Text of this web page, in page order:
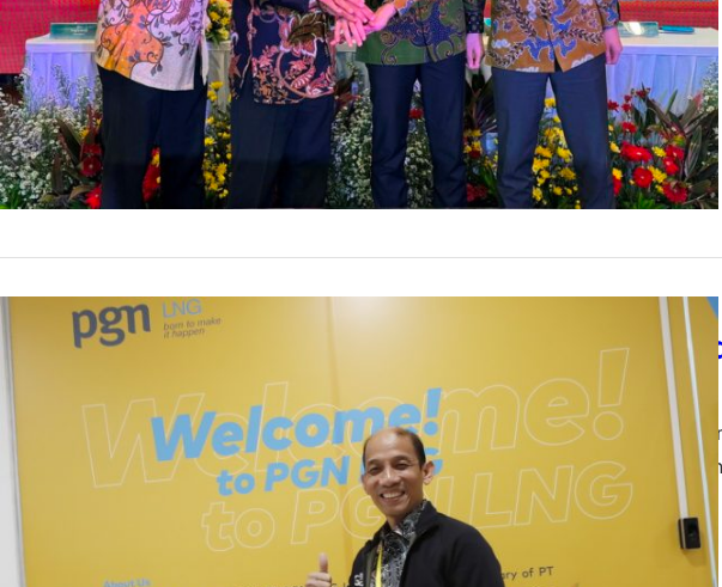
maksud dan…
PGN Tetapkan
Utama
Jakarta, Petrominer – Sebagai
perusahaan sesuai GCG dan sesuai
(PGN) menggelar Rapat Umum
PGN, Selasa (21/1). Pada agenda ini
Utama PGN menggantikan IGN
byFachry Latief 22 Januari 2020